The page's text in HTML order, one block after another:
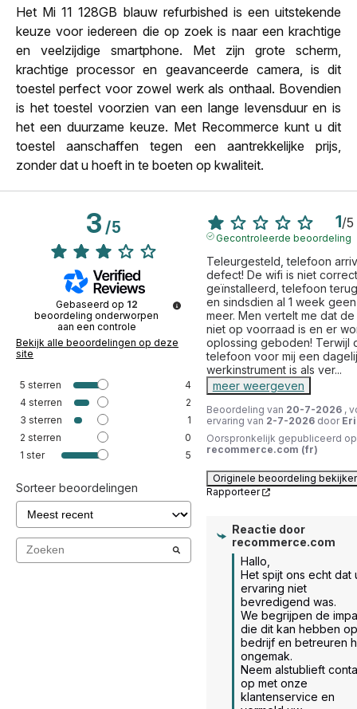
Het Mi 11 128GB blauw refurbished is een uitstekende
keuze voor iedereen die op zoek is naar een krachtige
en veelzijdige smartphone. Met zijn grote scherm,
krachtige processor en geavanceerde camera, is dit
toestel perfect voor zowel werk als onthaal. Bovendien
is het toestel voorzien van een lange levensduur en is
het een duurzame keuze. Met Recommerce kunt u dit
toestel aanschaffen tegen een aantrekkelijke prijs,
zonder dat u hoeft in te boeten op kwaliteit.
3/5
Gebaseerd op 12
beoordeling onderworpen
aan een controle
Bekijk alle beoordelingen op deze
site
5 sterren
4
4 sterren
2
3 sterren
1
2 sterren
0
1 ster 5
Sorteer beoordelingen
1/5
Gecontroleerde beoordeling
Teleurgesteld, telefoon
defect! De wifi is niet correct
geïnstalleerd, telefoon
en sindsdien al 1 week
meer. Men vertelt me dat
niet op voorraad is en er
oplossing geboden! Terwijl
telefoon voor mij een
werkinstrument is als ver...
meer weergeven
Beoordeling van 20-7-2026 ,
ervaring van 2-7-2026 door
Oorspronkelijk gepubliceerd op
recommerce.com (fr)
Originele beoordeling
Rapporteer
Reactie door
recommerce.com
Hallo,
Het spijt ons echt dat
ervaring niet
bevredigend was.
We begrijpen de
die dit kan hebben
bedrijf en betreuren
ongemak.
Neem alstublieft
op met onze
klantenservice en